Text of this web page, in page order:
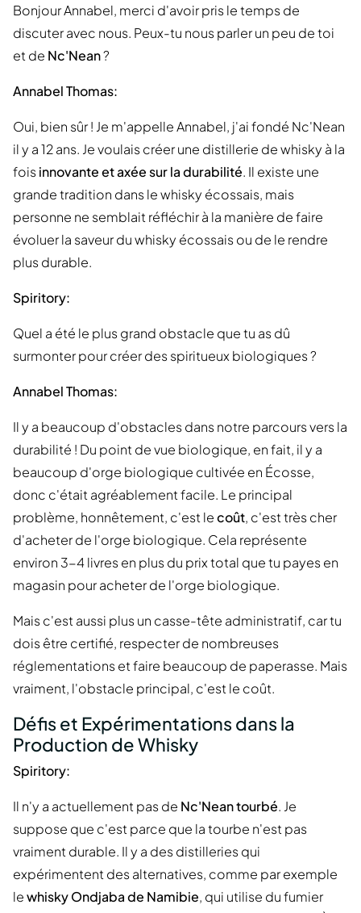
Bonjour Annabel, merci d'avoir pris le temps de
discuter avec nous. Peux-tu nous parler un peu de toi
et de Nc'Nean?
Annabel Thomas:
Oui, bien sûr ! Je m'appelle Annabel, j'ai fondé Nc'Nean
il y a 12 ans. Je voulais créer une distillerie de whisky à la
foisinnovante et axée sur la durabilité. Il existe une
grande tradition dans le whisky écossais, mais
personne ne semblait réfléchir à la manière de faire
évoluer la saveur du whisky écossais ou de le rendre
plus durable.
Spiritory:
Quel a été le plus grand obstacle que tu as dû
surmonter pour créer des spiritueux biologiques ?
Annabel Thomas:
Il y a beaucoup d'obstacles dans notre parcours vers la
durabilité ! Du point de vue biologique, en fait, il y a
beaucoup d'orge biologique cultivée en Écosse,
donc c'était agréablement facile. Le principal
problème, honnêtement, c'est lecoût, c'est très cher
d'acheter de l'orge biologique. Cela représente
environ 3-4 livres en plus du prix total que tu payes en
magasin pour acheter de l'orge biologique.
Mais c'est aussi plus un casse-tête administratif, car tu
dois être certifié, respecter de nombreuses
réglementations et faire beaucoup de paperasse. Mais
vraiment, l'obstacle principal, c'est le coût.
Défis et Expérimentations dans la
Production de Whisky
Spiritory:
Il n'y a actuellement pas de Nc'Nean tourbé. Je
suppose que c'est parce que la tourbe n'est pas
vraiment durable. Il y a des distilleries qui
expérimentent des alternatives, comme par exemple
lewhisky Ondjaba de Namibie, qui utilise du fumier